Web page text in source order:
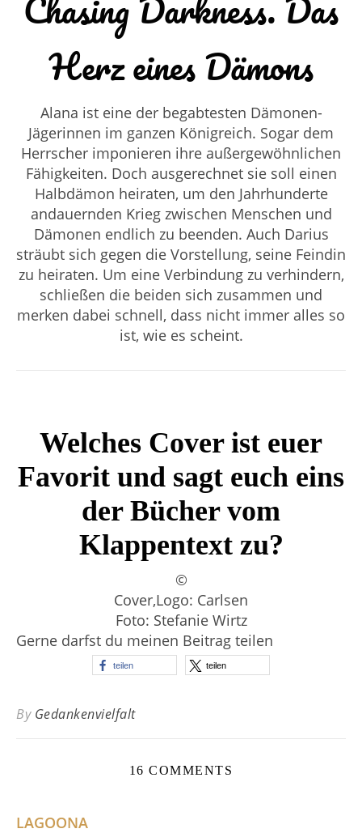
Herz eines Dämons
Alana ist eine der begabtesten Dämonen-
Jägerinnen im ganzen Königreich. Sogar dem
Herrscher imponieren ihre außergewöhnlichen
Fähigkeiten. Doch ausgerechnet sie soll einen
Halbdämon heiraten, um den Jahrhunderte
andauernden Krieg zwischen Menschen und
Dämonen endlich zu beenden. Auch Darius
sträubt sich gegen die Vorstellung, seine Feindin
zu heiraten. Um eine Verbindung zu verhindern,
schließen die beiden sich zusammen und
merken dabei schnell, dass nicht immer alles so
ist, wie es scheint.
Welches Cover ist euer
Favorit und sagt euch eins
der Bücher vom
Klappentext zu?
©
Cover,Logo: Carlsen
Foto: Stefanie Wirtz
Gerne darfst du meinen Beitrag teilen
teilen teilen
By Gedankenvielfalt
16 COMMENTS
LAGOONA